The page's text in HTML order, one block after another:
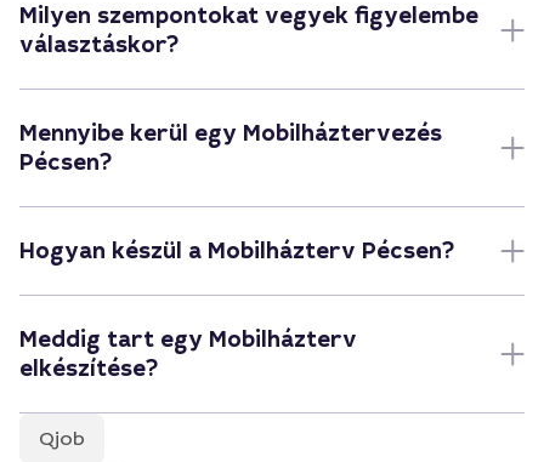
Milyen szempontokat vegyek figyelembe
választáskor?
Mennyibe kerül egy Mobilháztervezés
Pécsen?
Hogyan készül a Mobilházterv Pécsen?
Meddig tart egy Mobilházterv
elkészítése?
Qjob